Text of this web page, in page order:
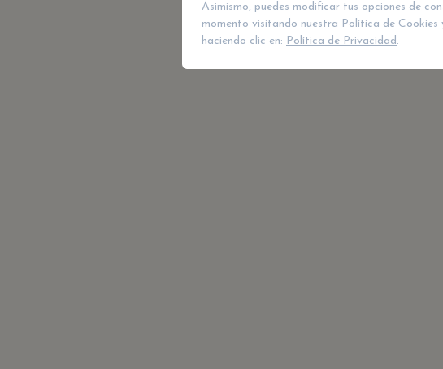
Asimismo, puedes modificar tus opciones de
momento visitando nuestra Política de Cookies
haciendo clic en: Política de Privacidad.